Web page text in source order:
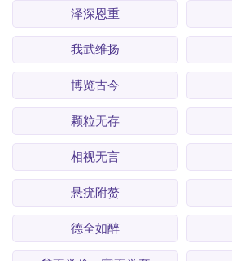
泽深恩重
我武维扬
博览古今
颗粒无存
相视无言
悬疣附赘
德全如醉